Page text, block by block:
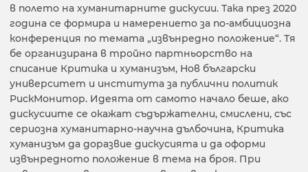
в полето на хуманитарните дискусии. Така през 2020
година се формира и намерението за по-амбициозна
конференция по темата „извънредно положение“. Тя
бе организирана в тройно партньорство на
списание Критика и хуманизъм, Нов български
университет и института за публични политик
РискМонитор. Идеята от самото начало беше, ако
дискусиите се окажат съдържателни, смислени, със
сериозна хуманитарно-научна дълбочина, Критика
хуманизъм да доразвие дискусията и да оформи
извънредното положение в тема на броя. При